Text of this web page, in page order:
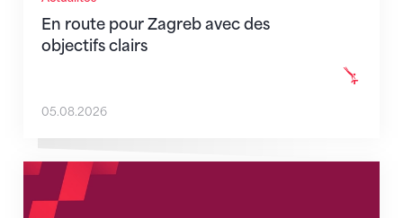
En route pour Zagreb avec des
objectifs clairs
05.08.2026
Nouveaux horaires du secrétariat dès le 1er août